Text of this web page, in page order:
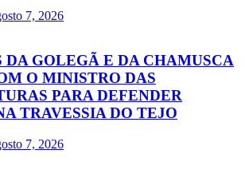
7, 2026
DA GOLEGÃ E DA CHAMUSCA
O MINISTRO DAS
PARA DEFENDER
TRAVESSIA DO TEJO
7, 2026